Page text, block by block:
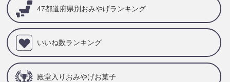
47都道府県別おみやげランキング
いいね数ランキング
殿堂入りおみやげお菓子